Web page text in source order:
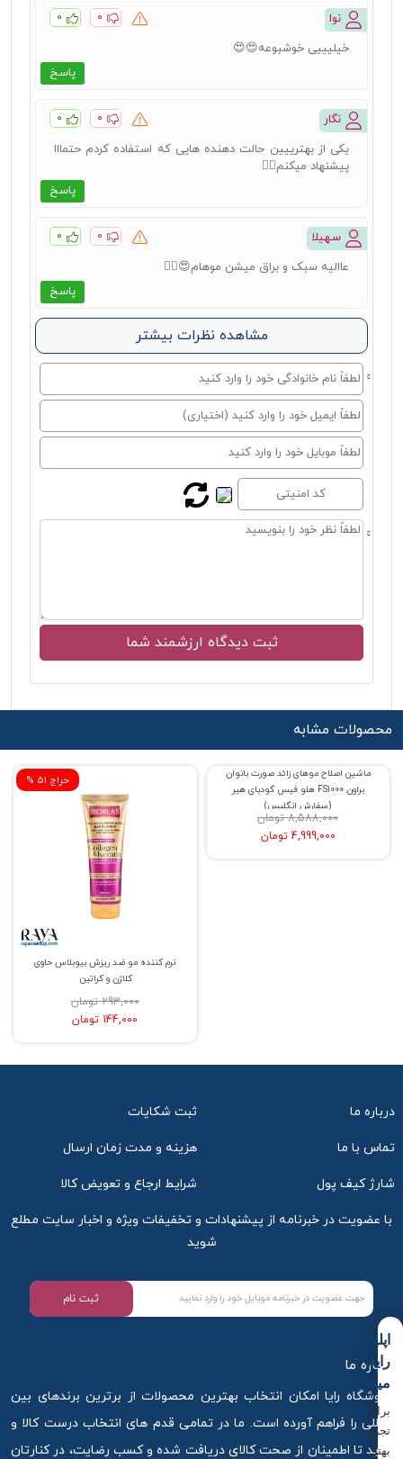
نوا ۰ ۰
پاسخ
خیلیییی خوشبوعه😍😍
نگار ۰ ۰
پاسخ
یکی از بهترییین حالت دهنده هایی که استفاده کردم حتمااا
پیشنهاد میکنم❤️‍🔥
سهیلا ۰ ۰
پاسخ
عاالیه سبک و براق میشن موهام😍👌🏻
مشاهده نظرات بیشتر
محصولات مشابه
% حراج 51
نرم کننده مو ضد ریزش بیوبلاس حاوی
کلاژن و کراتین
293,000 تومان
144,000 تومان
% حراج 42
درباره ما ثبت شکایات
تماس با ما هزینه و مدت زمان ارسال
شارژ کیف پول شرایط ارجاع و تعویض کالا
با عضویت در خبرنامه از پیشنهادات و تخفیفات ویژه و اخبار سایت مطلع
شوید
ثبت نام
درباره ما
فروشگاه رایا امکان انتخاب بهترین محصولات از برترین برندهای بین
المللی را فراهم آورده است. ما در تمامی قدم های انتخاب درست کالا و
خرید تا اطمینان از صحت کالای دریافت شده و کسب رضایت، در کنارتان
اپلیکیشن
رایا
میکاپ
برای
تجربه
بهتر